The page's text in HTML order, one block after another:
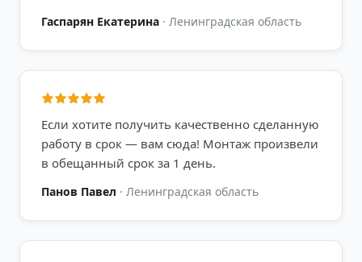
Гаспарян Екатерина · Ленинградская область
Если хотите получить качественно сделанную
работу в срок — вам сюда! Монтаж произвели
в обещанный срок за 1 день.
Панов Павел · Ленинградская область